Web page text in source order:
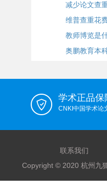
减少论文查
维普查重花
教师博览是
奥鹏教育本
学术正品保
CNKI中国学术论
联系我们
Copyright © 2020 杭州九